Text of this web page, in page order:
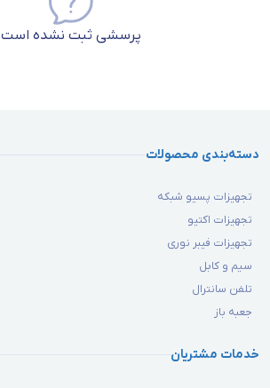
پرسشی ثبت نشده است
دسته‌بندی محصولات
تجهیزات پسیو شبکه
تجهیزات اکتیو
تجهیزات فیبر نوری
سیم و کابل
تلفن سانترال
جعبه باز
خدمات مشتریان